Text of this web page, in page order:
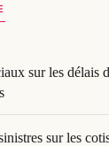
sur les délais
sur les